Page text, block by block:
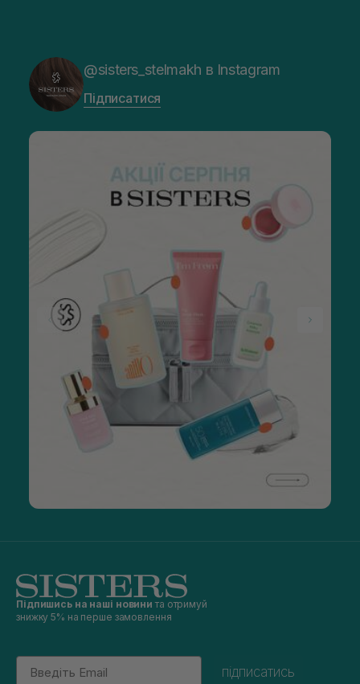
@sisters_stelmakh в Instagram
Підписатися
Підпишись на наші новини та отримуй
знижку 5% на перше замовлення
Email
підписатись